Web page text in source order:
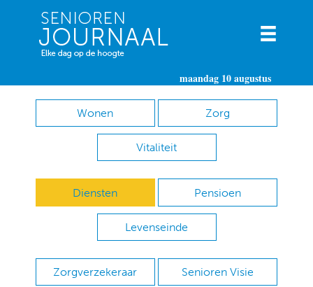
maandag 10 augustus
Wonen Zorg
Vitaliteit
Diensten Pensioen
Levenseinde
Zorgverzekeraar Senioren Visie